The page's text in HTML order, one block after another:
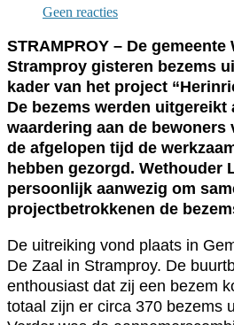
Geen reacties
STRAMPROY – De gemeente
Stramproy gisteren bezems
kader van het project
De bezems werden uitgereikt
waardering aan de bewoners
de afgelopen tijd de
hebben gezorgd. Wethouder
persoonlijk aanwezig om
projectbetrokkenen de
De uitreiking vond plaats in
De Zaal in Stramproy. De
enthousiast dat zij een bezem
totaal zijn er circa 370 bezems